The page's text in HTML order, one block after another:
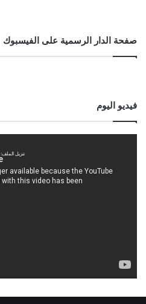
صفحة الدار الرسمية على الفيسبوك
فيديو اليوم
تنزيل الملف: https://www.youtube.com/watch?v=FJdj7tk_7jI&_=1